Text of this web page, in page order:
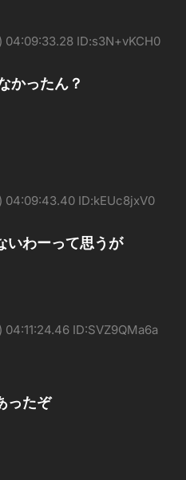
04:09:33.28 ID:s3N+vKCH0
かったん？
04:09:43.40 ID:kEUc8jxV0
いわーって思うが
04:11:24.46 ID:SVZ9QMa6a
ったぞ